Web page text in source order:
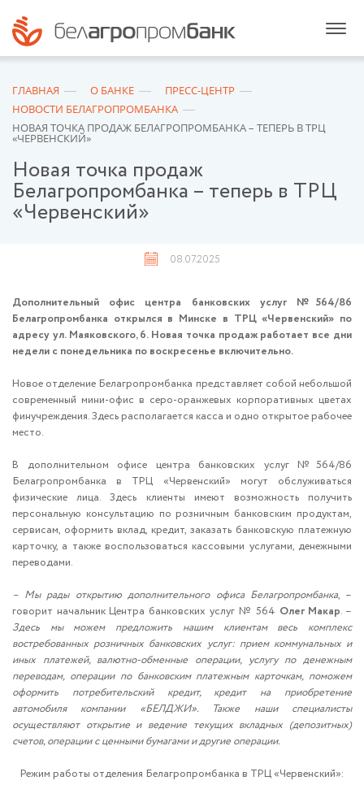
ГЛАВНАЯ О БАНКЕ
ПРЕСС-ЦЕНТР
НОВОСТИ БЕЛАГРОПРОМБАНКА
НОВАЯ ТОЧКА ПРОДАЖ БЕЛАГРОПРОМБАНКА – ТЕПЕРЬ В ТРЦ
«ЧЕРВЕНСКИЙ»
Новая точка продаж
Белагропромбанка – теперь в ТРЦ
«Червенский»
08.07.2025
Дополнительный офис центра банковских услуг №564/86
Белагропромбанка открылся в Минске в ТРЦ «Червенский» по
адресу ул. Маяковского, 6. Новая точка продаж работает все дни
недели с понедельника по воскресенье включительно.
Новое отделение Белагропромбанка представляет собой небольшой
современный мини-офис в серо-оранжевых корпоративных цветах
финучреждения. Здесь располагается касса и одно открытое рабочее
место.
В дополнительном офисе центра банковских услуг №564/86
Белагропромбанка в ТРЦ «Червенский» могут обслуживаться
физические лица. Здесь клиенты имеют возможность получить
персональную консультацию по розничным банковским продуктам,
сервисам, оформить вклад, кредит, заказать банковскую платежную
карточку, а также воспользоваться кассовыми услугами, денежными
переводами.
– Мы рады открытию дополнительного офиса Белагропромбанка, –
говорит начальник Центра банковских услуг № 564 Олег Макар. –
Здесь мы можем предложить нашим клиентам весь комплекс
востребованных розничных банковских услуг: прием коммунальных и
иных платежей, валютно-обменные операции, услугу по денежным
переводам, операции по банковским платежным карточкам, поможем
оформить потребительский кредит, кредит на приобретение
автомобиля компании «БЕЛДЖИ». Также наши специалисты
осуществляют открытие и ведение текущих вкладных (депозитных)
счетов, операции с ценными бумагами и другие операции.
Режим работы отделения Белагропромбанка в ТРЦ «Червенский»: